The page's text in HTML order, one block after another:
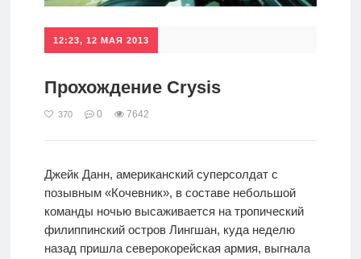
12:23, 12 МАЯ 2013
Прохождение Crysis
370 0 7642
Джейк Данн, американский суперсолдат с
позывным «Кочевник», в составе небольшой
команды ночью высаживается на тропический
филиппинский остров Лингшан, куда неделю
назад пришла северокорейская армия, выгнала